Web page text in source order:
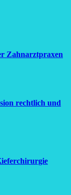
Zahnarztpraxen
rechtlich und